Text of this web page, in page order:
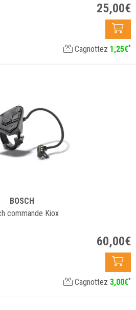
25,00€
Cagnottez 1,25€*
BOSCH
commande Kiox
60,00€
Cagnottez 3,00€*